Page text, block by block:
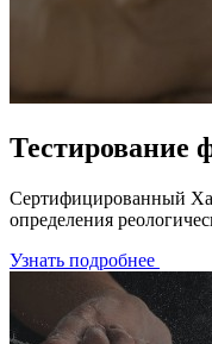
Тестирование
Сертифицированный
определения
Узнать подробнее